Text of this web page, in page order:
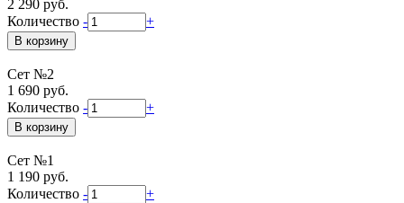
2 290 руб.
Количество - +
Сет №2
1 690 руб.
Количество - +
Сет №1
1 190 руб.
Количество - +